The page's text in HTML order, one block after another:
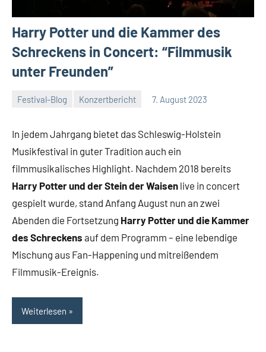
Harry Potter und die Kammer des
Schreckens in Concert: “Filmmusik
unter Freunden”
Festival-Blog Konzertbericht 7. August 2023
In jedem Jahrgang bietet das Schleswig-Holstein
Musikfestival in guter Tradition auch ein
filmmusikalisches Highlight. Nachdem 2018 bereits
Harry Potter und der Stein der Waisen live in concert
gespielt wurde, stand Anfang August nun an zwei
Abenden die Fortsetzung Harry Potter und die Kammer
des Schreckens auf dem Programm – eine lebendige
Mischung aus Fan-Happening und mitreißendem
Filmmusik-Ereignis.
Weiterlesen